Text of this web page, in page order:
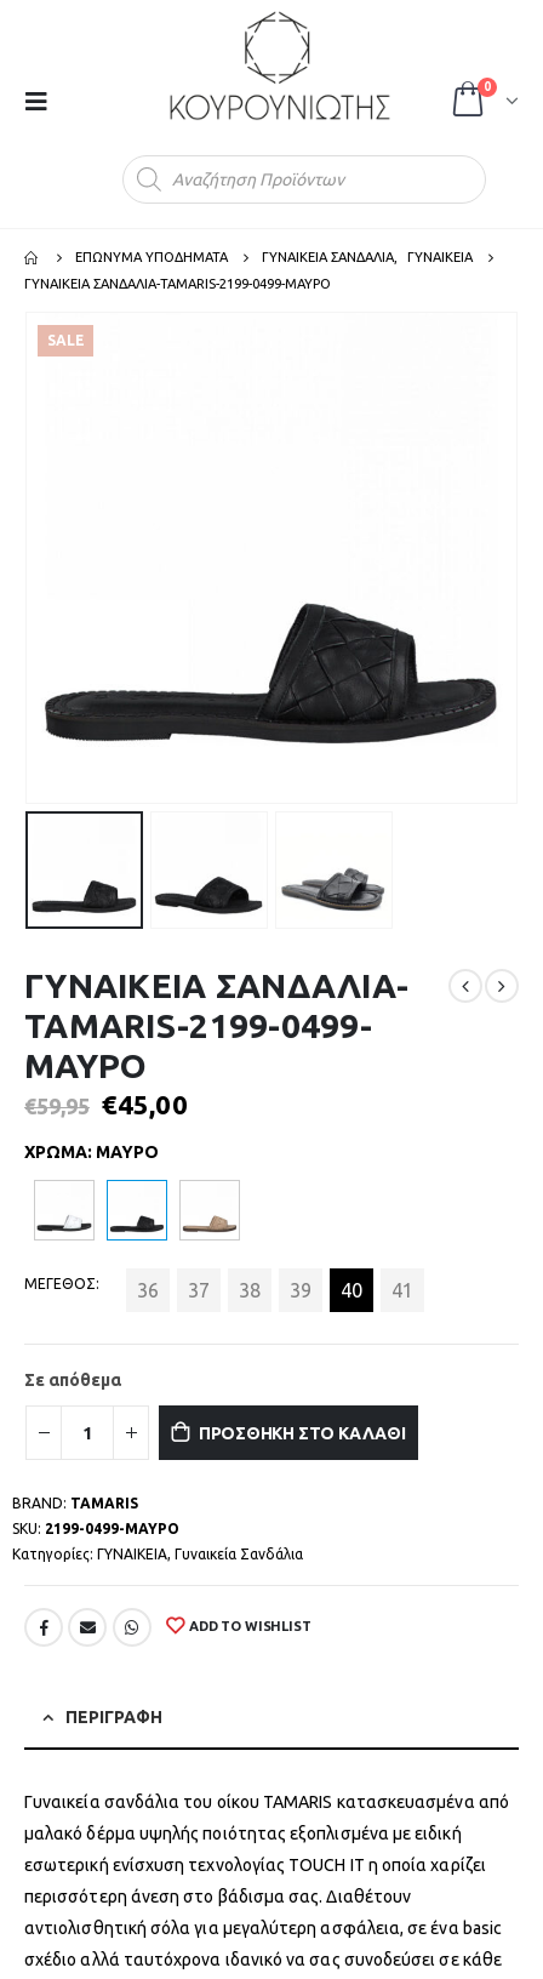
0
ΕΠΩΝΥΜΑ ΥΠΟΔΗΜΑΤΑ ΓΥΝΑΙΚΕΙΑ ΣΑΝΔΑΛΙΑ
ΓΥΝΑΙΚΕΙΑ
ΓΥΝΑΙΚΕΙΑ ΣΑΝΔΑΛΙΑ-TAMARIS-2199-0499-ΜΑΥΡΟ
SALE
ΓΥΝΑΙΚΕΙΑ ΣΑΝΔΑΛΙΑ-
TAMARIS-2199-0499-
ΜΑΥΡΟ
€59,95 €45,00
ΧΡΩΜΑ: ΜΑΥΡΟ
ΜΕΓΕΘΟΣ 36 37 38 39 40 41
Σε απόθεμα
ΠΡΟΣΘΗΚΗ ΣΤΟ ΚΑΛΑΘΙ
BRAND: TAMARIS
SKU: 2199-0499-ΜΑΥΡΟ
Κατηγορίες: ΓΥΝΑΙΚΕΙΑ, Γυναικεία Σανδάλια
ADD TO WISHLIST
ΠΕΡΙΓΡΑΦΗ
Γυναικεία σανδάλια του οίκου TAMARIS κατασκευασμένα από
μαλακό δέρμα υψηλής ποιότητας εξοπλισμένα με ειδική
εσωτερική ενίσχυση τεχνολογίας TOUCH IT η οποία χαρίζει
περισσότερη άνεση στο βάδισμα σας. Διαθέτουν
αντιολισθητική σόλα για μεγαλύτερη ασφάλεια, σε ένα basic
σχέδιο αλλά ταυτόχρονα ιδανικό να σας συνοδεύσει σε κάθε